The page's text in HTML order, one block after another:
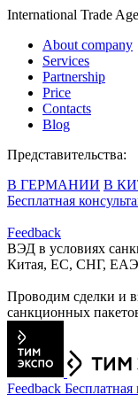
International Trade
About company
Services
Partnership
Price
Contacts
Blog
Представительства:
В ГЕРМАНИИ В
Бесплатная
Feedback
ВЭД в условиях
Китая, ЕС, СНГ,
Проводим сделки и
санкционных
Feedback Бесплатная